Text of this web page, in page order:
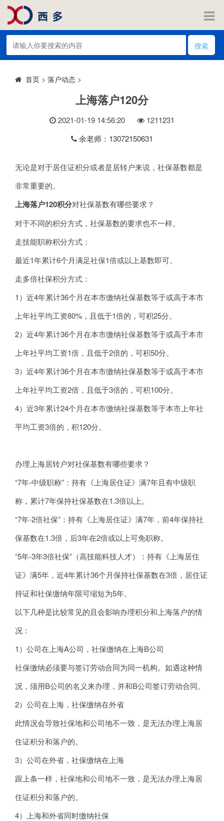
搜索
首页 > 落户动态 >
上海落户120分
2021-01-19 14:56:20 1211231
余老师：13072150631
无论是对于居住证积分或者是居转户来说，社保基数都是
非常重要的。
上海落户120积分对社保基数有哪些要求？
对于不同的积分方式，社保基数的要求也不一样。
走技能职称积分方式：
最近1年累计6个月满足社保1倍或以上基数即可。
走多倍社保积分方式：
1）近4年累计36个月在本市缴纳社保基数等于或高于本市
上年社平均工资80%，且低于1倍的，可积25分。
2）近4年累计36个月在本市缴纳社保基数等于或高于本市
上年社平均工资1倍，且低于2倍的，可积50分。
3）近4年累计36个月在本市缴纳社保基数等于或高于本市
上年社平均工资2倍，且低于3倍的，可积100分。
4）近3年累计24个月在本市缴纳社保基数等于本市上年社
平均工资3倍的，积120分。
办理上海居转户对社保基数有哪些要求？
“7年-中级职称”：持有《上海居住证》满7年且有中级职
称，累计7年保持社保基数在1.3倍以上。
“7年-2倍社保”：持有《上海居住证》满7年，前4年保持社
保基数在1.3倍，后3年在2倍或以上可免职称。
“5年-3年3倍社保”（高技能科技人才）：持有《上海居住
证》满5年，近4年累计36个月保持社保基数在3倍，居住证
持证和社保缴纳年限可缩短为5年。
以下几种是比较常见的且会影响办理积分和上海落户的情
况：
1）公司在上海A公司，社保缴纳在上海B公司
社保缴纳必须要与签订劳动合同为同一机构。如遇这种情
况，须用B公司的名义来办理，并和B公司签订劳动合同。
2）公司在上海，社保缴纳在外省
此情况会导致社保地和公司地不一致，是无法办理上海居
住证积分和落户的。
3）公司在外省，社保缴纳在上海
跟上条一样，社保地和公司地不一致，是无法办理上海居
住证积分和落户的。
4）上海和外省同时缴纳社保